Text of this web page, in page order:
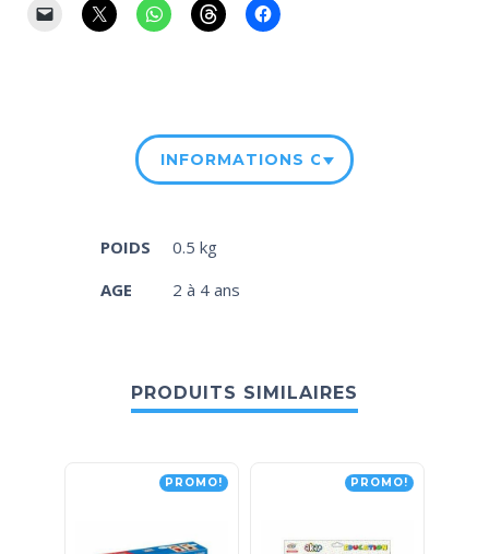
INFORMATIONS
POIDS
0.5 kg
AGE
2 à 4 ans
PRODUITS SIMILAIRES
PROMO! PROMO!